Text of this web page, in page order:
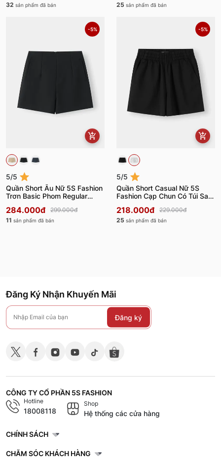
32 sản phẩm đã bán
25 sản phẩm đã bán
-5%
5/5
Quần Short Âu Nữ 5S Fashion
Trơn Basic Phom Regular
284.000đ
299.000đ
11 sản phẩm đã bán
-5%
5/5
Quần Short Casual Nữ 5S
Fashion Cạp Chun Có Túi Sau
218.000đ
229.000đ
25 sản phẩm đã bán
Đăng Ký Nhận Khuyến Mãi
Đăng ký
CÔNG TY CỔ PHẦN 5S FASHION
Hotline
18008118
Shop
Hệ thống các cửa hàng
CHÍNH SÁCH
CHĂM SÓC KHÁCH HÀNG